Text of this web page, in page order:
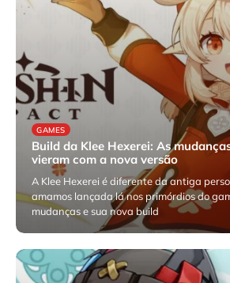
GAMES
Build da Klee Hexerei: As
vieram com a nova versão
A Klee Hexerei é diferente da antiga
amamos lançada lá nos primórdios do
mudanças e sua nova build
dezembro 10, 2025